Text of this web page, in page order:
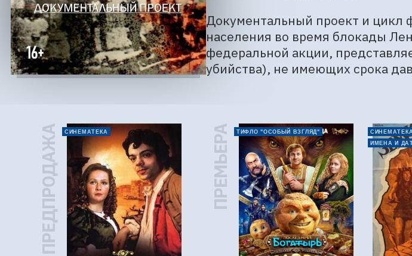
Документальный проект и цикл
населения во время блокады
федеральной акции,
убийства), не имеющих срока
ПРЕДПРОДАЖА СИНЕМАТЕКА ПРЕМЬЕРА ТИФЛО "ОСОБЫЙ ВЗГЛЯД"
СИНЕМАТЕКА
ИМЕНА И